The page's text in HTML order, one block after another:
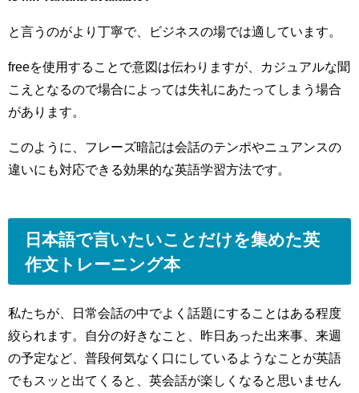
と言うのがより丁寧で、ビジネスの場では適しています。
freeを使用することで意図は伝わりますが、カジュアルな聞
こえとなるので場合によっては失礼にあたってしまう場合
があります。
このように、フレーズ暗記は会話のテンポやニュアンスの
違いにも対応できる効果的な英語学習方法です。
日本語で言いたいことだけを集めた英
作文トレーニング本
私たちが、日常会話の中でよく話題にすることはある程度
絞られます。自分の好きなこと、昨日あった出来事、来週
の予定など、普段何気なく口にしているようなことが英語
でもスッと出てくると、英会話が楽しくなると思いません